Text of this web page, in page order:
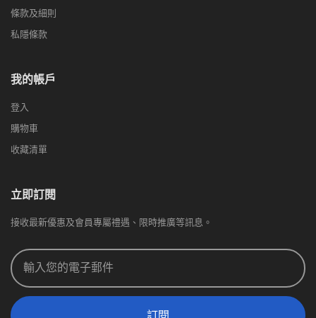
條款及細則
私隱條款
我的帳戶
登入
購物車
收藏清單
立即訂閱
接收最新優惠及會員專屬禮遇、限時推廣等訊息。
訂閱